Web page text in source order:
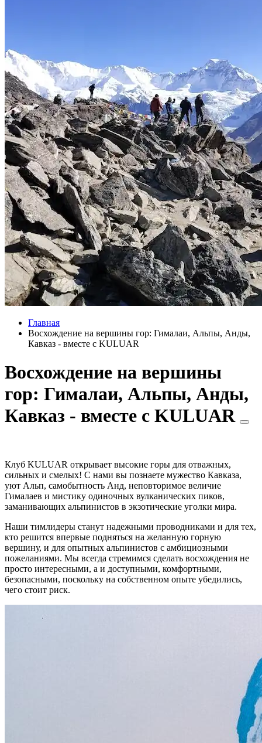
Главная
Восхождение на вершины гор: Гималаи, Альпы, Анды,
Кавказ - вместе с KULUAR
Восхождение на вершины
гор: Гималаи, Альпы, Анды,
Кавказ - вместе с KULUAR
Клуб KULUAR открывает высокие горы для отважных,
сильных и смелых! С нами вы познаете мужество Кавказа,
уют Альп, самобытность Анд, неповторимое величие
Гималаев и мистику одиночных вулканических пиков,
заманивающих альпинистов в экзотические уголки мира.
Наши тимлидеры станут надежными проводниками и для тех,
кто решится впервые подняться на желанную горную
вершину, и для опытных альпинистов с амбициозными
пожеланиями. Мы всегда стремимся сделать восхождения не
просто интересными, а и доступными, комфортными,
безопасными, поскольку на собственном опыте убедились,
чего стоит риск.